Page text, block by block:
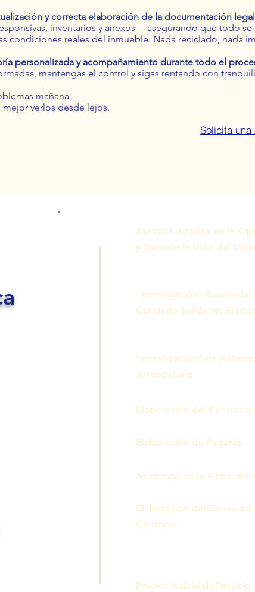
y correcta elaboración de la documentación legal
inventarios y anexos— asegurando que todo se
condiciones reales del inmueble. Nada reciclado, nada
personalizada y acompañamiento durante todo el
mantengas el control y sigas rentando con
mañana.
verlos desde lejos.
Solicita
Asesoría Jurídica en la
y Durante la Vida del
*Investigación* Avanzada
Obligado Solidario,
*Investigación* de
Arrendatario
Elaboración del Contrato
Elaboración de Pagarés
Asistencia en la Firma del
Elaboración del Convenio
Contrato
Proceso Judicial de Desalojo